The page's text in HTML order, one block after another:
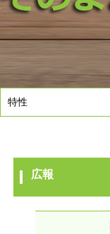
特性
広報